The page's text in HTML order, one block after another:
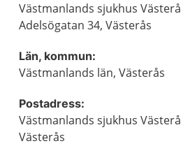
Västmanlands sjukhus
Adelsögatan 34, Västerås
Län, kommun:
Västmanlands län, Västerås
Postadress:
Västmanlands sjukhus
Västerås